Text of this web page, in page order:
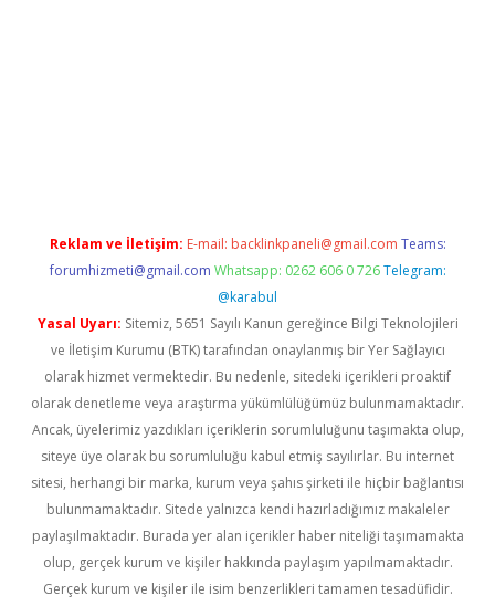
Reklam ve İletişim: E-mail: backlinkpaneli@gmail.com Teams:
forumhizmeti@gmail.com Whatsapp: 0262 606 0 726 Telegram:
@karabul
Yasal Uyarı: Sitemiz, 5651 Sayılı Kanun gereğince Bilgi Teknolojileri
ve İletişim Kurumu (BTK) tarafından onaylanmış bir Yer Sağlayıcı
olarak hizmet vermektedir. Bu nedenle, sitedeki içerikleri proaktif
olarak denetleme veya araştırma yükümlülüğümüz bulunmamaktadır.
Ancak, üyelerimiz yazdıkları içeriklerin sorumluluğunu taşımakta olup,
siteye üye olarak bu sorumluluğu kabul etmiş sayılırlar. Bu internet
sitesi, herhangi bir marka, kurum veya şahıs şirketi ile hiçbir bağlantısı
bulunmamaktadır. Sitede yalnızca kendi hazırladığımız makaleler
paylaşılmaktadır. Burada yer alan içerikler haber niteliği taşımamakta
olup, gerçek kurum ve kişiler hakkında paylaşım yapılmamaktadır.
Gerçek kurum ve kişiler ile isim benzerlikleri tamamen tesadüfidir.